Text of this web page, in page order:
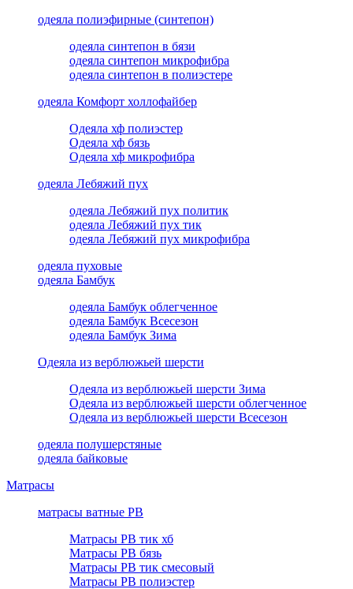
одеяла полиэфирные (синтепон)
одеяла синтепон в бязи
одеяла синтепон микрофибра
одеяла синтепон в полиэстере
одеяла Комфорт холлофайбер
Одеяла хф полиэстер
Одеяла хф бязь
Одеяла хф микрофибра
одеяла Лебяжий пух
одеяла Лебяжий пух политик
одеяла Лебяжий пух тик
одеяла Лебяжий пух микрофибра
одеяла пуховые
одеяла Бамбук
одеяла Бамбук облегченное
одеяла Бамбук Всесезон
одеяла Бамбук Зима
Одеяла из верблюжьей шерсти
Одеяла из верблюжьей шерсти Зима
Одеяла из верблюжьей шерсти облегченное
Одеяла из верблюжьей шерсти Всесезон
одеяла полушерстяные
одеяла байковые
Матрасы
матрасы ватные РВ
Матрасы РВ тик хб
Матрасы РВ бязь
Матрасы РВ тик смесовый
Матрасы РВ полиэстер